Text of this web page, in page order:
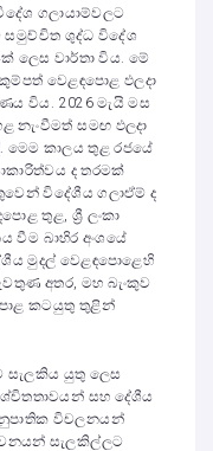
ගලායාම්වලට
සමුච්චිත ශුද්ධ විදේශ
ලෙස වාර්තා විය. මේ
වෙළඳපොළ ඵලදා
විය. 2026 මැයි මස
නැංවීමත් සමඟ ඵලදා
මෙම කාලය තුළ රජයේ
ද තරමක්
විදේශීය ගලාඒම් ද
තුළ, ශ්‍රී ලංකා
බාහිර අංශයේ
මුදල් වෙළඳපොළෙහි
අතර, මහ බැංකුව
කටයුතු තුළින්
සැලකිය යුතු ලෙස
සහ දේශීය
විචලනයන්
සැලකිල්ලට